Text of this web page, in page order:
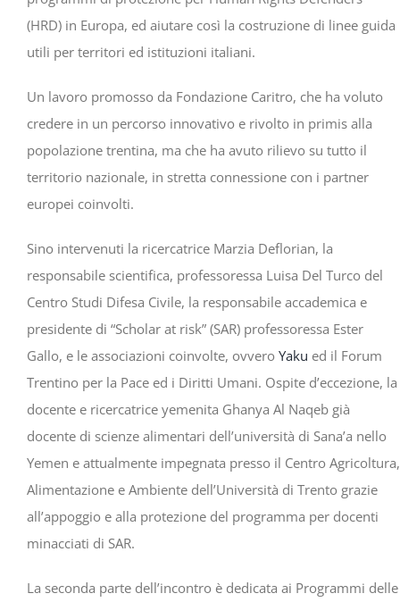
(HRD) in Europa, ed aiutare così la costruzione di linee guida
utili per territori ed istituzioni italiani.
Un lavoro promosso da Fondazione Caritro, che ha voluto
credere in un percorso innovativo e rivolto in primis alla
popolazione trentina, ma che ha avuto rilievo su tutto il
territorio nazionale, in stretta connessione con i partner
europei coinvolti.
Sino intervenuti la ricercatrice Marzia Deflorian, la
responsabile scientifica, professoressa Luisa Del Turco del
Centro Studi Difesa Civile, la responsabile accademica e
presidente di “Scholar at risk” (SAR) professoressa Ester
Gallo, e le associazioni coinvolte, ovvero Yaku ed il Forum
Trentino per la Pace ed i Diritti Umani. Ospite d’eccezione, la
docente e ricercatrice yemenita Ghanya Al Naqeb già
docente di scienze alimentari dell’università di Sana’a nello
Yemen e attualmente impegnata presso il Centro Agricoltura,
Alimentazione e Ambiente dell’Università di Trento grazie
all’appoggio e alla protezione del programma per docenti
minacciati di SAR.
La seconda parte dell’incontro è dedicata ai Programmi delle